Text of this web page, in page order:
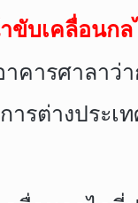
บเคลื่อ
คารศาล
รต่างปร